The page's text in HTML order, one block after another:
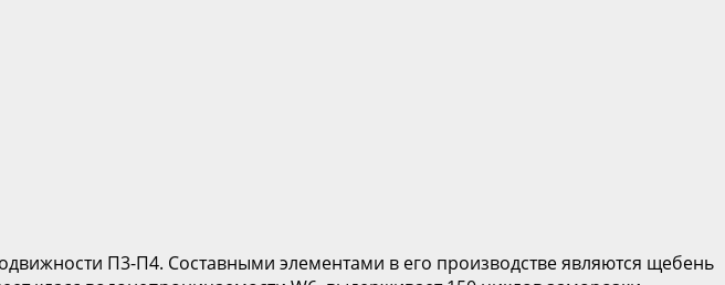
П3-П4. Составными элементами в его производстве являются щебень